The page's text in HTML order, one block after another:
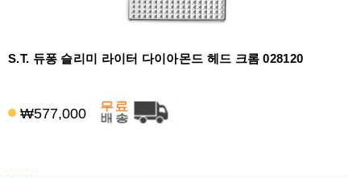
S.T. 듀퐁 슬리미 라이터 다이아몬드 헤드 크롬 028120
₩577,000